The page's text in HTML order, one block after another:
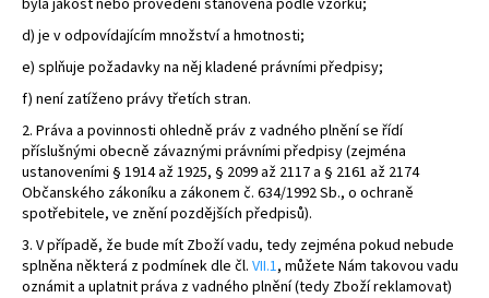
byla jakost nebo provedení stanovena podle vzorku;
d) je v odpovídajícím množství a hmotnosti;
e) splňuje požadavky na něj kladené právními předpisy;
f) není zatíženo právy třetích stran.
2. Práva a povinnosti ohledně práv z vadného plnění se řídí
příslušnými obecně závaznými právními předpisy (zejména
ustanoveními § 1914 až 1925, § 2099 až 2117 a § 2161 až 2174
Občanského zákoníku a zákonem č. 634/1992 Sb., o ochraně
spotřebitele, ve znění pozdějších předpisů).
3. V případě, že bude mít Zboží vadu, tedy zejména pokud nebude
splněna některá z podmínek dle čl. VII.1, můžete Nám takovou vadu
oznámit a uplatnit práva z vadného plnění (tedy Zboží reklamovat)